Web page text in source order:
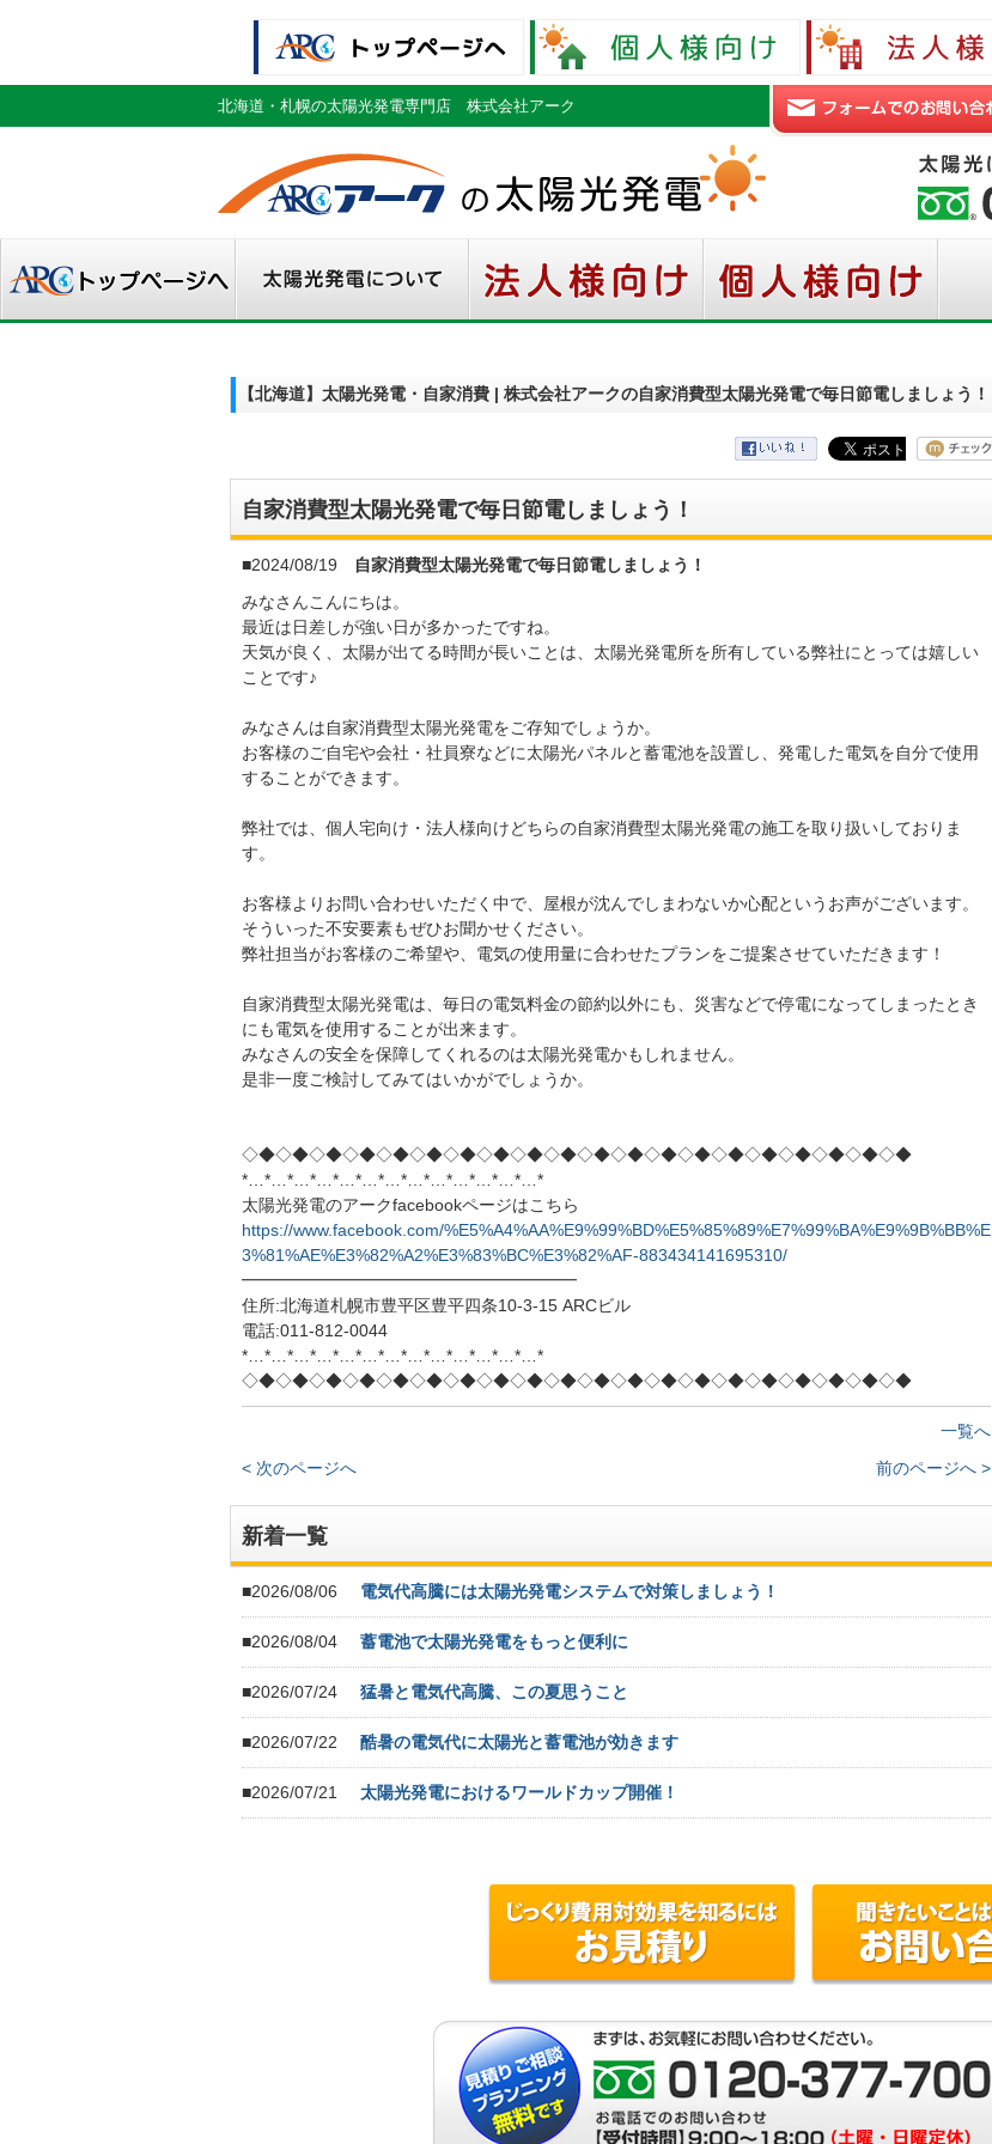
北海道・札幌の太陽光発電専門店 株式会社アーク
【北海道】太陽光発電・自家消費 | 株式会社アークの自家消費型太陽光発電で毎日節電しましょう！
自家消費型太陽光発電で毎日節電しましょう！
■2024/08/19
自家消費型太陽光発電で毎日節電しましょう！
みなさんこんにちは。
最近は日差しが強い日が多かったですね。
天気が良く、太陽が出てる時間が長いことは、太陽光発電所を所有している弊社にとっては嬉しい
ことです♪
みなさんは自家消費型太陽光発電をご存知でしょうか。
お客様のご自宅や会社・社員寮などに太陽光パネルと蓄電池を設置し、発電した電気を自分で使用
することができます。
弊社では、個人宅向け・法人様向けどちらの自家消費型太陽光発電の施工を取り扱いしておりま
す。
お客様よりお問い合わせいただく中で、屋根が沈んでしまわないか心配というお声がございます。
そういった不安要素もぜひお聞かせください。
弊社担当がお客様のご希望や、電気の使用量に合わせたプランをご提案させていただきます！
自家消費型太陽光発電は、毎日の電気料金の節約以外にも、災害などで停電になってしまったとき
にも電気を使用することが出来ます。
みなさんの安全を保障してくれるのは太陽光発電かもしれません。
是非一度ご検討してみてはいかがでしょうか。
◇◆◇◆◇◆◇◆◇◆◇◆◇◆◇◆◇◆◇◆◇◆◇◆◇◆◇◆◇◆◇◆◇◆◇◆◇◆◇◆
*…*…*…*…*…*…*…*…*…*…*…*…*…*
太陽光発電のアークfacebookページはこちら
https://www.facebook.com/%E5%A4%AA%E9%99%BD%E5%85%89%E7%99%BA%E9%9B%BB%E
3%81%AE%E3%82%A2%E3%83%BC%E3%82%AF-883434141695310/
━━━━━━━━━━━━━━━━━━━━
住所:北海道札幌市豊平区豊平四条10-3-15 ARCビル
電話:011-812-0044
*…*…*…*…*…*…*…*…*…*…*…*…*…*
◇◆◇◆◇◆◇◆◇◆◇◆◇◆◇◆◇◆◇◆◇◆◇◆◇◆◇◆◇◆◇◆◇◆◇◆◇◆◇◆
一覧へ
< 次のページへ
前のページへ >
新着一覧
■2026/08/06 電気代高騰には太陽光発電システムで対策しましょう！
■2026/08/04 蓄電池で太陽光発電をもっと便利に
■2026/07/24 猛暑と電気代高騰、この夏思うこと
■2026/07/22 酷暑の電気代に太陽光と蓄電池が効きます
■2026/07/21 太陽光発電におけるワールドカップ開催！